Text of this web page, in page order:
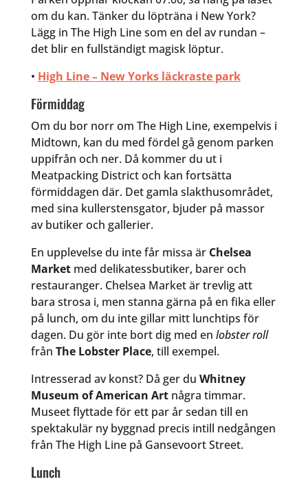
om du kan. Tänker du löpträna i New York?
Lägg in The High Line som en del av rundan –
det blir en fullständigt magisk löptur.
• High Line – New Yorks läckraste park
Förmiddag
Om du bor norr om The High Line, exempelvis i
Midtown, kan du med fördel gå genom parken
uppifrån och ner. Då kommer du ut i
Meatpacking District och kan fortsätta
förmiddagen där. Det gamla slakthusområdet,
med sina kullerstensgator, bjuder på massor
av butiker och gallerier.
En upplevelse du inte får missa är Chelsea
Marketmed delikatessbutiker, barer och
restauranger. Chelsea Market är trevlig att
bara strosa i, men stanna gärna på en fika eller
på lunch, om du inte gillar mitt lunchtips för
dagen. Du gör inte bort dig med en lobster roll
från The Lobster Place, till exempel.
Intresserad av konst? Då ger du Whitney
Museum of American Artnågra timmar.
Museet flyttade för ett par år sedan till en
spektakulär ny byggnad precis intill nedgången
från The High Line på Gansevoort Street.
Lunch